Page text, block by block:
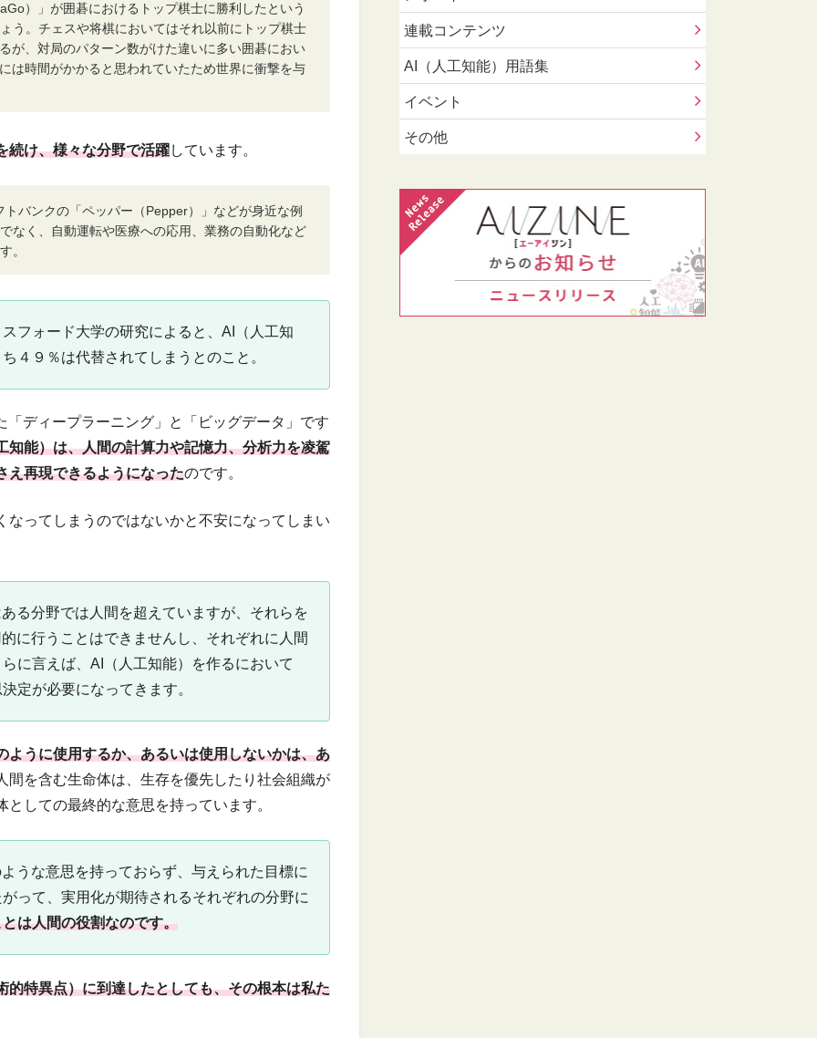
）」が囲碁におけるトップ棋士に勝利したという
う。チェスや将棋においてはそれ以前にトップ棋士
が、対局のパターン数がけた違いに多い囲碁におい
は時間がかかると思われていたため世界に衝撃を与
続け、様々な分野で活躍しています。
バンクの「ペッパー（Pepper）」などが身近な例
なく、自動運転や医療への応用、業務の自動化など
。
フォード大学の研究によると、AI（人工知
４９％は代替されてしまうとのこと。
ディープラーニング」と「ビッグデータ」です
知能）は、人間の計算力や記憶力、分析力を凌駕
え再現できるようになったのです。
ってしまうのではないかと不安になってしまい
る分野では人間を超えていますが、それらを
に行うことはできませんし、それぞれに人間
に言えば、AI（人工知能）を作るにおいて
定が必要になってきます。
うに使用するか、あるいは使用しないかは、あ
間を含む生命体は、生存を優先したり社会組織が
しての最終的な意思を持っています。
うな意思を持っておらず、与えられた目標に
って、実用化が期待されるそれぞれの分野に
は人間の役割なのです。
的特異点）に到達したとしても、その根本は私た
連載コンテンツ
AI（人工知能）用語集
イベント
その他